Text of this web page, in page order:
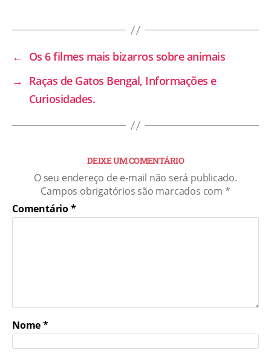
← Os 6 filmes mais bizarros sobre animais
→ Raças de Gatos Bengal, Informações e
Curiosidades.
DEIXE UM COMENTÁRIO
O seu endereço de e-mail não será publicado.
Campos obrigatórios são marcados com *
Comentário*
Nome*